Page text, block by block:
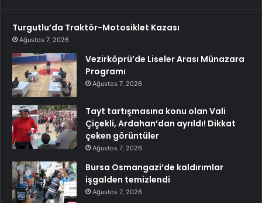
Turgutlu’da Traktör-Motosiklet Kazası
Ağustos 7, 2026
Vezirköprü’de Liseler Arası Münazara
Programı
Ağustos 7, 2026
Tayt tartışmasına konu olan Vali
Çiçekli, Ardahan’dan ayrıldı! Dikkat
çeken görüntüler
Ağustos 7, 2026
Bursa Osmangazi’de kaldırımlar
işgalden temizlendi
Ağustos 7, 2026